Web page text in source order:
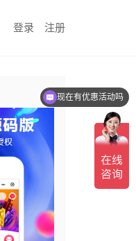
登录 注册
现在有优惠活动吗